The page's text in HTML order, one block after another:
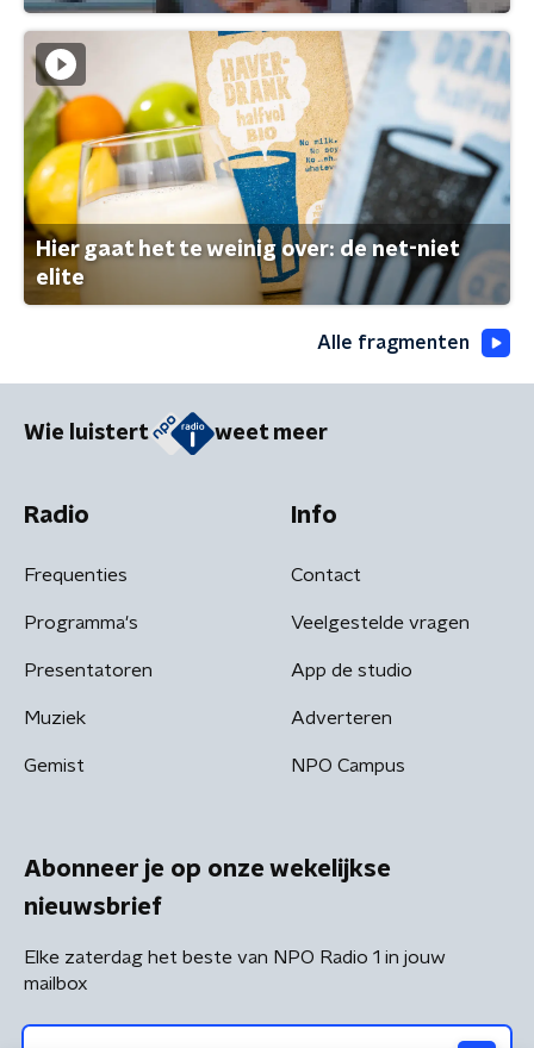
Hier gaat het te weinig over: de net-niet
elite
Alle fragmenten
Wie luistert weet meer
Radio
Frequenties
Programma's
Presentatoren
Muziek
Gemist
Info
Contact
Veelgestelde vragen
App de studio
Adverteren
NPO Campus
Abonneer je op onze wekelijkse
nieuwsbrief
Elke zaterdag het beste van NPO Radio 1 in jouw
mailbox